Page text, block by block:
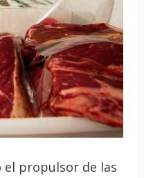
el propulsor de las